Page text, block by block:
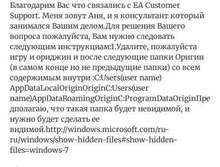
Благодарим Вас что связались с ЕА Customer
Support. Меня зовут Аня, и я консультант кoторый
занимался Вашим делом.Для решения Вашего
вопроса пожалуйста, Вам нужно следовать
следующим инструкциам:1.Удалите, пожалуйста
игру и ориджин и после следующие папки Оригин
(в самом конце но не предыдущие папки) со всем
содержимым внутри :C:Users(user name)
AppDataLocalOriginOriginC:Users(user
name)AppDataRoamingOriginC:ProgramDataOriginПре
дполагаю, что такая папка будет невидимой, и
нужно будет сделать ее
видимой.http://windows.microsoft.com/ru-
ru/windows/show-hidden-files#show-hidden-
files=windows-7